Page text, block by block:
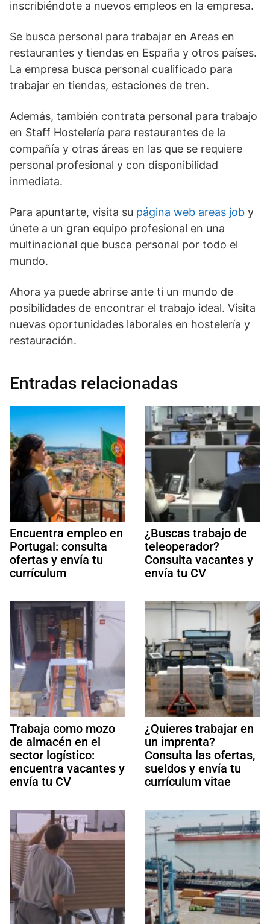
inscribiéndote a nuevos empleos en la empresa.
Se busca personal para trabajar en Areas en
restaurantes y tiendas en España y otros países.
La empresa busca personal cualificado para
trabajar en tiendas, estaciones de tren.
Además, también contrata personal para trabajo
en Staff Hostelería para restaurantes de la
compañía y otras áreas en las que se requiere
personal profesional y con disponibilidad
inmediata.
Para apuntarte, visita su página web areas job y
únete a un gran equipo profesional en una
multinacional que busca personal por todo el
mundo.
Ahora ya puede abrirse ante ti un mundo de
posibilidades de encontrar el trabajo ideal. Visita
nuevas oportunidades laborales en hostelería y
restauración.
Entradas relacionadas
Encuentra empleo en
Portugal: consulta
ofertas y envía tu
currículum
¿Buscas trabajo de
teleoperador?
Consulta vacantes y
envía tu CV
Trabaja como mozo
de almacén en el
sector logístico:
encuentra vacantes y
envía tu CV
¿Quieres trabajar en
un imprenta?
Consulta las ofertas,
sueldos y envía tu
currículum vitae